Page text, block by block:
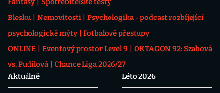
Blesku
Nemovitosti
Psychologika - podcast rozbíjející
psychologické mýty
Fotbalové přestupy
ONLINE
Eventový prostor Level 9
OKTAGON 92: Szabová
vs. Pudilová
Chance Liga 2026/27
Aktuálně
Léto 2026